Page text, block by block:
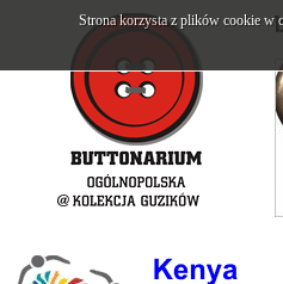
Strona korzysta z plików cookie w